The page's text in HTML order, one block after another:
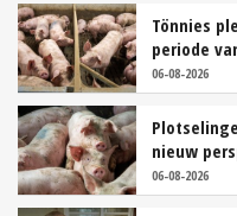
Tönnies
periode
06-08-2026
nieuw
06-08-2026